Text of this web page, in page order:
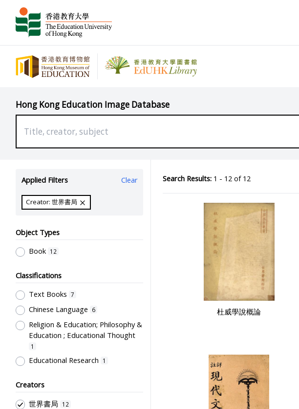
Hong Kong Education Image Database
Applied Filters Clear
Creator: 世界書局
Object Types
Book 12
Classifications
Text Books 7
Chinese Language 6
Religion & Education; Philosophy &
Education ; Educational Thought
1
Educational Research 1
Creators
世界書局
12
Search Results:1 - 12 of 12
杜威學說概論